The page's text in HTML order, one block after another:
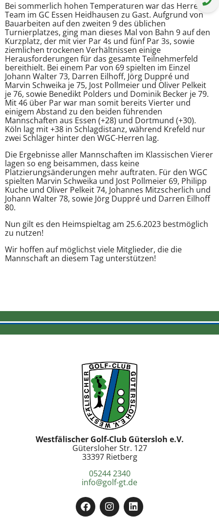
Bei sommerlich hohen Temperaturen war das Herren-
Team im GC Essen Heidhausen zu Gast. Aufgrund von
Bauarbeiten auf den zweiten 9 des üblichen
Turnierplatzes, ging man dieses Mal von Bahn 9 auf den
Kurzplatz, der mit vier Par 4s und fünf Par 3s, sowie
ziemlichen trockenen Verhältnissen einige
Herausforderungen für das gesamte Teilnehmerfeld
bereithielt. Bei einem Par von 69 spielten im Einzel
Johann Walter 73, Darren Eilhoff, Jörg Duppré und
Marvin Schweika je 75, Jost Pollmeier und Oliver Pelkeit
je 76, sowie Benedikt Polders und Dominik Becker je 79.
Mit 46 über Par war man somit bereits Vierter und
einigem Abstand zu den beiden führenden
Mannschaften aus Essen (+28) und Dortmund (+30).
Köln lag mit +38 in Schlagdistanz, während Krefeld nur
zwei Schläger hinter den WGC-Herren lag.
Die Ergebnisse aller Mannschaften im Klassischen Vierer
lagen so eng beisammen, dass keine
Platzierungsänderungen mehr auftraten. Für den WGC
spielten Marvin Schweika und Jost Pollmeier 69, Philipp
Kuche und Oliver Pelkeit 74, Johannes Mitzscherlich und
Johann Walter 78, sowie Jörg Duppré und Darren Eilhoff
80.
Nun gilt es den Heimspieltag am 25.6.2023 bestmöglich
zu nutzen!
Wir hoffen auf möglichst viele Mitglieder, die die
Mannschaft an diesem Tag unterstützen!
Westfälischer Golf-Club Gütersloh e.V.
Gütersloher Str. 127
33397 Rietberg
05244 2340
info@golf-gt.de